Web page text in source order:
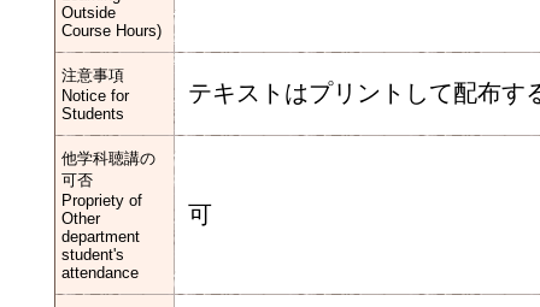
Outside
Course Hours)
注意事項
Notice for
Students
テキストはプリントして配布す
他学科聴講の
可否
Propriety of
Other
department
student's
attendance
可